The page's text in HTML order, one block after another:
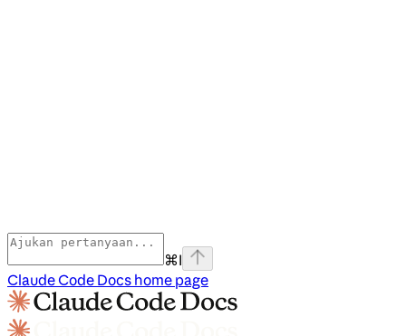
⌘I
Claude Code Docs home page